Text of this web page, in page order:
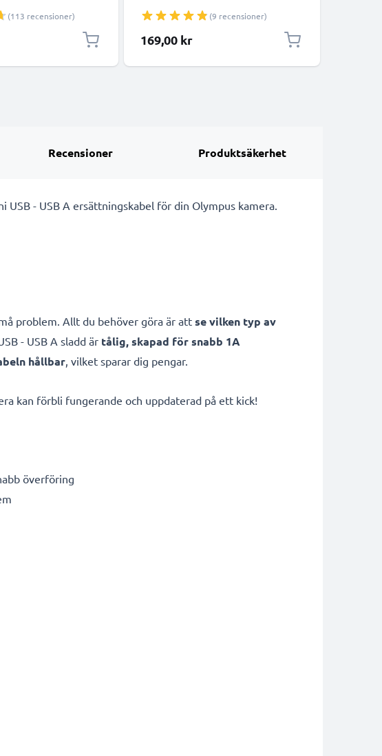
Mju 400, 1100mAh
med lång
(113 recensioner)
7070 Kamerabatterier från
CELLONIC
(9 recensioner)
169,00 kr
Recensioner Produktsäkerhet
- USB A ersättningskabel för din Olympus kamera.
problem. Allt du behöver göra är att se vilken typ av
- USB A sladd är tålig, skapad för snabb 1A
hållbar, vilket sparar dig pengar.
kan förbli fungerande och uppdaterad på ett kick!
överföring